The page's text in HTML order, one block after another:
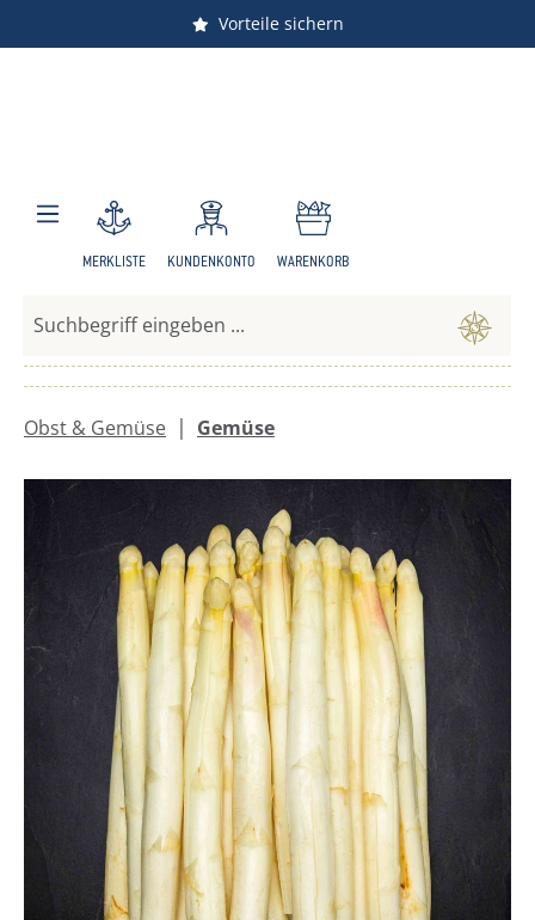
Zum Hauptinhalt springen
Vorteile sichern
Versandkostenfrei ab 150 €
MERKLISTE KUNDENKONTO WARENKORB
Obst & Gemüse | Gemüse
Bildergalerie überspringen